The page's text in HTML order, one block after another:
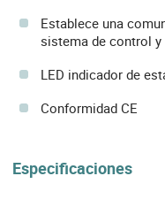
Establece una
sistema de control
LED indicador de
Conformidad CE
Especificaciones